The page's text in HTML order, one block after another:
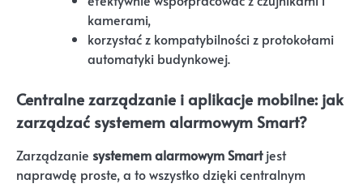
kamerami,
korzystać z kompatybilności z protokołami
automatyki budynkowej.
Centralne zarządzanie i aplikacje mobilne: jak
zarządzać systemem alarmowym Smart?
Zarządzanie systemem alarmowym Smartjest
naprawdę proste, a to wszystko dzięki centralnym